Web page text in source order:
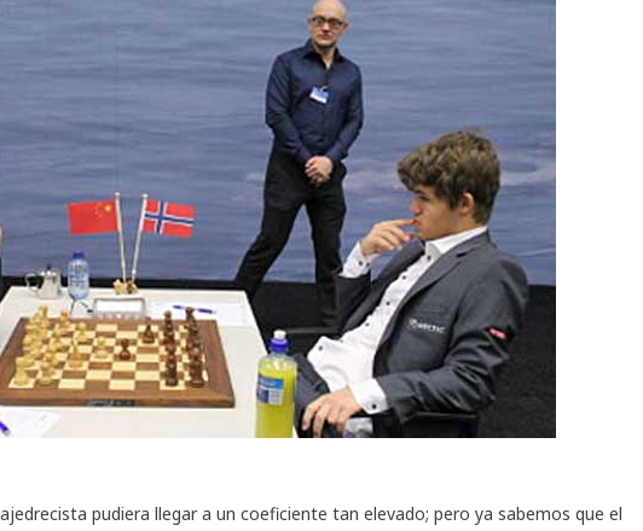
pudiera llegar a un coeficiente tan elevado; pero ya sabemos que el